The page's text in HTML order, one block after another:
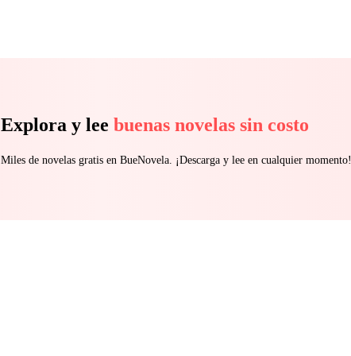
Explora y lee buenas novelas sin costo
Miles de novelas gratis en BueNovela. ¡Descarga y lee en cualquier momento!